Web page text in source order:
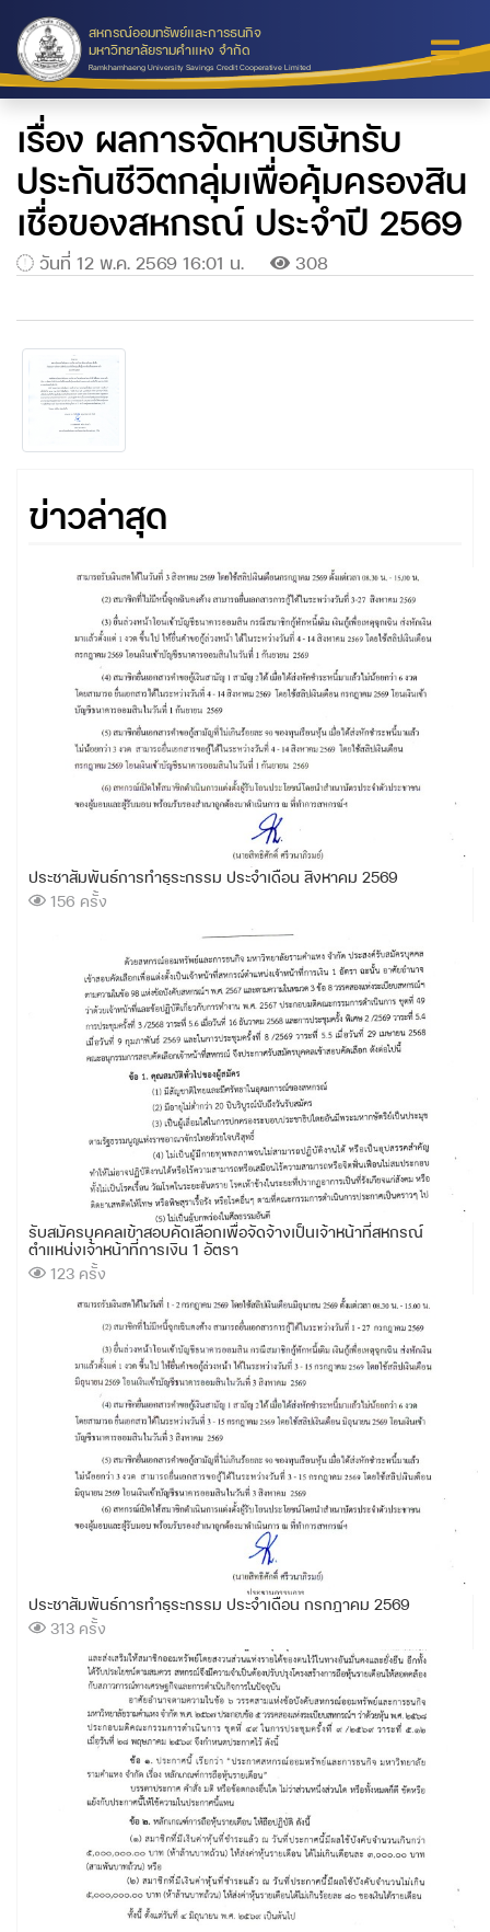
สหกรณ์ออมทรัพย์และการธนกิจ
มหาวิทยาลัยรามคำแหง จำกัด
Ramkhamhaeng University Savings Credit Cooperative Limited
เรื่อง ผลการจัดหาบริษัทรับ
ประกันชีวิตกลุ่มเพื่อคุ้มครองสิน
เชื่อของสหกรณ์ ประจำปี 2569
วันที่ 12 พ.ค. 2569 16:01 น. 308
ข่าวล่าสุด
ประชาสัมพันธ์การทำธุระกรรม ประจำเดือน สิงหาคม 2569
156 ครั้ง
รับสมัครบุคคลเข้าสอบคัดเลือกเพื่อจัดจ้างเป็นเจ้าหน้าที่สหกรณ์
ตำแหน่งเจ้าหน้าที่การเงิน 1 อัตรา
123 ครั้ง
ประชาสัมพันธ์การทำธุระกรรม ประจำเดือน กรกฎาคม 2569
313 ครั้ง